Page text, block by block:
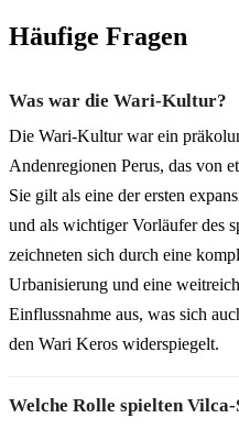
Häufige Fragen
Was war die Wari-Kultur?
Die Wari-Kultur war ein
Andenregionen Perus, das von
Sie gilt als eine der ersten
und als wichtiger Vorläufer des
zeichneten sich durch eine
Urbanisierung und eine
Einflussnahme aus, was sich
den Wari Keros widerspiegelt.
Welche Rolle spielten